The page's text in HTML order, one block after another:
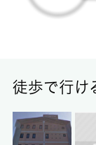
1階 / 2階建
0ヶ月
徒歩で行け